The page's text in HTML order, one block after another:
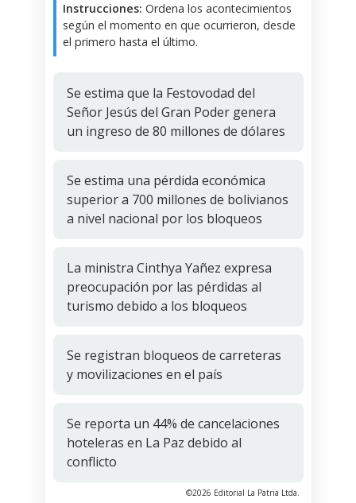
Instrucciones: Ordena los acontecimientos
según el momento en que ocurrieron, desde
el primero hasta el último.
Se estima que la Festovodad del
Señor Jesús del Gran Poder genera
un ingreso de 80 millones de dólares
Se estima una pérdida económica
superior a 700 millones de bolivianos
a nivel nacional por los bloqueos
La ministra Cinthya Yañez expresa
preocupación por las pérdidas al
turismo debido a los bloqueos
Se registran bloqueos de carreteras
y movilizaciones en el país
Se reporta un 44% de cancelaciones
hoteleras en La Paz debido al
conflicto
©2026 Editorial La Patria Ltda.